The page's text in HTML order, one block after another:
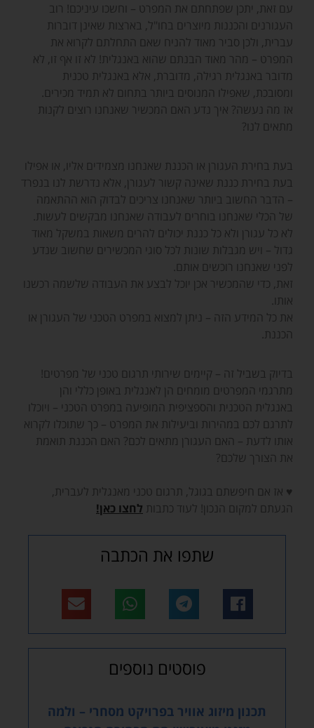
עם זאת, יתכן שפתחתם את המפרט – וחשכו עיניכם! רוב
העגורנים והכננות מיוצרים בחו"ל, בארצות שאינן דוברות
עברית, ולכן סביר מאוד להניח שאם התחלתם לקרוא את
המפרט – מהר מאוד הבנתם שהוא באנגלית! לא זו אף זו, לא
מדובר באנגלית רגילה, מדוברת, אלא באנגלית טכנית
ומסובכת, שאפילו המנוסים ביותר בתחום לא תמיד מכירים.
אז מה נעשה? איך נדע האם המכשיר שאנחנו רוצים לקנות
מתאים לנו?
בעת בחירת העגורן או הכננת שאנחנו מצמידים אליו, או אפילו
בעת בחירת כננת שאינה קשור לעגורן, אלא נדרשת לנו בנפרד
– הדבר החשוב ביותר שאנחנו צריכים לבדוק הוא ההתאמה
של הכלי שאנחנו בוחרים לעבודה שאנחנו מבקשים לעשות.
לא כל עגורן ולא כל כננת יכולים להרים משאות במשקל מאוד
גדול – ויש מגבלות שונות לכל סוגי המכשירים שחשוב שנדע
לפני שאנחנו רוכשים אותם.
זאת, כדי שהמכשיר אכן יוכל לבצע את העבודה שלשמה רכשנו
אותו.
את כל המידע הזה – ניתן למצוא במפרט הטכני של העגורן או
הכננת.
בדיוק בשביל זה – קיימים שירותי תרגום טכני של מפרטים!
מתרגמי המפרטים מומחים הן לאנגלית באופן כללי והן
באנגלית הטכנית והספציפית המופיעה במפרט הטכני – ויוכלו
לתרגם לכם במהירות וביעילות את המפרט – כך שתוכלו לקרוא
אותו לדעת – האם העגורן מתאים לכם? האם הכננת תואמת
את הצורך שלכם?
♥ אז אם חיפשתם בגוגל, תרגום טכני מאנגלית לעברית,
הגעתם למקום הנכון! לעוד כתבות לחצו כאן!
שתפו את הכתבה
פוסטים נוספים
תכנון מיזוג אוויר בפרויקט מסחרי – ולמה